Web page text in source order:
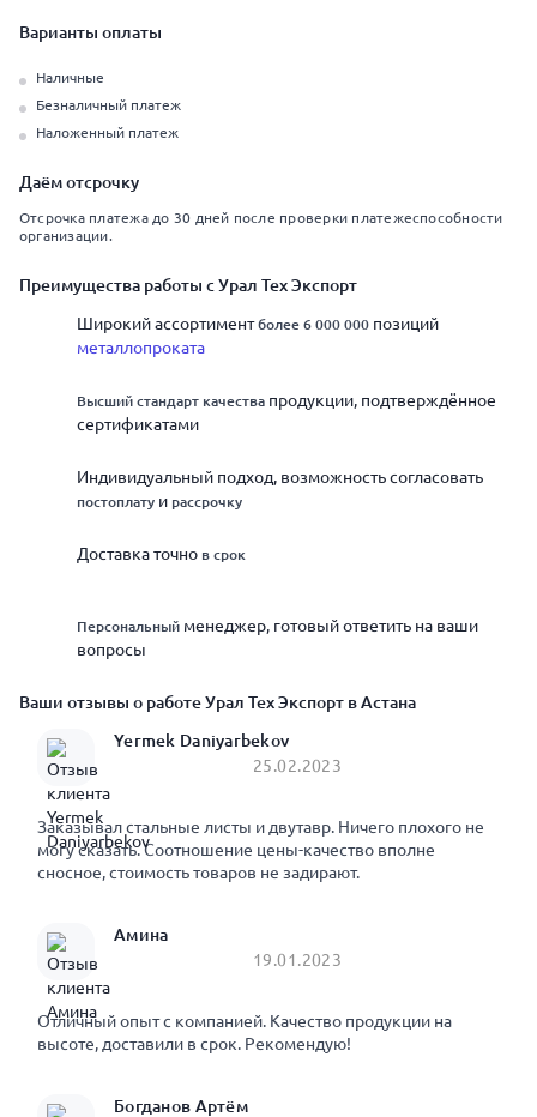
Варианты оплаты
Наличные
Безналичный платеж
Наложенный платеж
Даём отсрочку
Отсрочка платежа до 30 дней после проверки платежеспособности
организации.
Преимущества работы с Урал Тех Экспорт
Широкий ассортиментболее 6 000 000 позиций
металлопроката
Высший стандарт качества продукции, подтверждённое
сертификатами
Индивидуальный подход, возможность согласовать
постоплату и рассрочку
Доставка точно в срок
Персональный менеджер, готовый ответить на ваши
вопросы
Ваши отзывы о работе Урал Тех Экспорт в Астана
Yermek Daniyarbekov
25.02.2023
Заказывал стальные листы и двутавр. Ничего плохого не
могу сказать. Соотношение цены-качество вполне
сносное, стоимость товаров не задирают.
Амина
19.01.2023
Отличный опыт с компанией. Качество продукции на
высоте, доставили в срок. Рекомендую!
Богданов Артём